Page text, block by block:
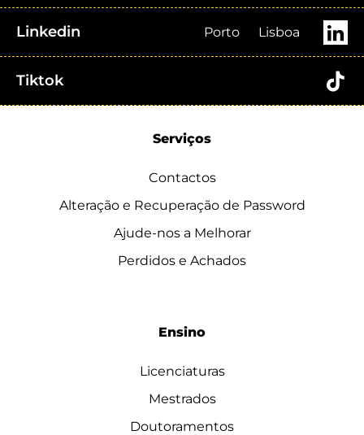
Linkedin Porto Lisboa
Tiktok
Serviços
Contactos
Alteração e Recuperação de Password
Ajude-nos a Melhorar
Perdidos e Achados
Ensino
Licenciaturas
Mestrados
Doutoramentos